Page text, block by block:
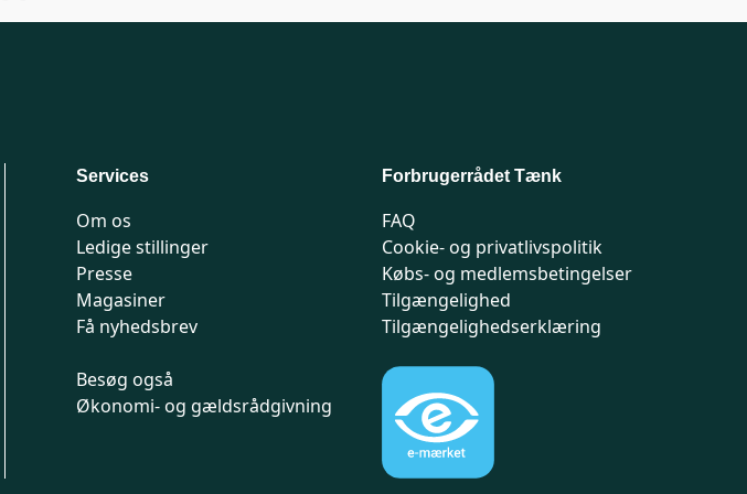
Services
Om os
Ledige stillinger
Presse
Magasiner
Få nyhedsbrev
Besøg også
Økonomi- og gældsrådgivning
Forbrugerrådet Tænk
FAQ
Cookie- og privatlivspolitik
Købs- og medlemsbetingelser
Tilgængelighed
Tilgængelighedserklæring